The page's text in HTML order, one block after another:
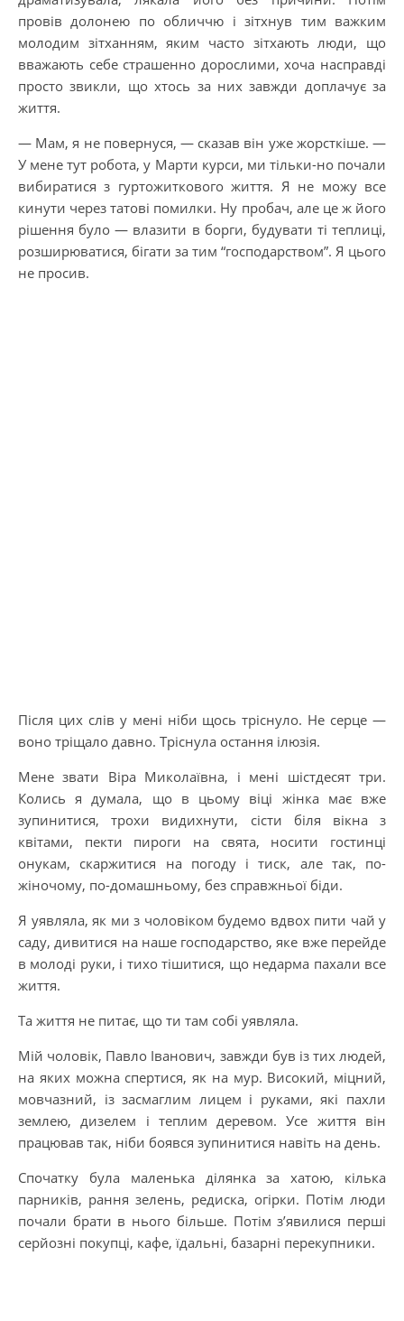
провів долонею по обличчю і зітхнув тим важким
молодим зітханням, яким часто зітхають люди, що
вважають себе страшенно дорослими, хоча насправді
просто звикли, що хтось за них завжди доплачує за
життя.
— Мам, я не повернуся, — сказав він уже жорсткіше. —
У мене тут робота, у Марти курси, ми тільки-но почали
вибиратися з гуртожиткового життя. Я не можу все
кинути через татові помилки. Ну пробач, але це ж його
рішення було — влазити в борги, будувати ті теплиці,
розширюватися, бігати за тим “господарством”. Я цього
не просив.
Після цих слів у мені ніби щось тріснуло. Не серце —
воно тріщало давно. Тріснула остання ілюзія.
Мене звати Віра Миколаївна, і мені шістдесят три.
Колись я думала, що в цьому віці жінка має вже
зупинитися, трохи видихнути, сісти біля вікна з
квітами, пекти пироги на свята, носити гостинці
онукам, скаржитися на погоду і тиск, але так, по-
жіночому, по-домашньому, без справжньої біди.
Я уявляла, як ми з чоловіком будемо вдвох пити чай у
саду, дивитися на наше господарство, яке вже перейде
в молоді руки, і тихо тішитися, що недарма пахали все
життя.
Та життя не питає, що ти там собі уявляла.
Мій чоловік, Павло Іванович, завжди був із тих людей,
на яких можна спертися, як на мур. Високий, міцний,
мовчазний, із засмаглим лицем і руками, які пахли
землею, дизелем і теплим деревом. Усе життя він
працював так, ніби боявся зупинитися навіть на день.
Спочатку була маленька ділянка за хатою, кілька
парників, рання зелень, редиска, огірки. Потім люди
почали брати в нього більше. Потім з’явилися перші
серйозні покупці, кафе, їдальні, базарні перекупники.